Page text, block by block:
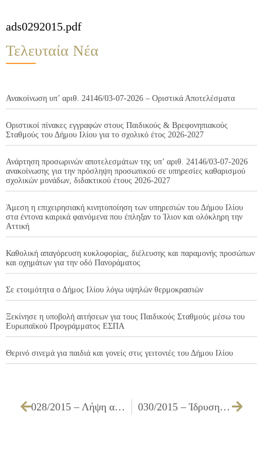
ads0292015.pdf
Τελευταία Νέα
Ανακοίνωση υπ’ αριθ. 24146/03-07-2026 – Οριστικά Αποτελέσματα
Οριστικοί πίνακες εγγραφών στους Παιδικούς & Βρεφονηπιακούς
Σταθμούς του Δήμου Ιλίου για το σχολικό έτος 2026-2027
Ανάρτηση προσωρινών αποτελεσμάτων της υπ’ αριθ. 24146/03-07-2026
ανακοίνωσης για την πρόσληψη προσωπικού σε υπηρεσίες καθαρισμού
σχολικών μονάδων, διδακτικού έτους 2026-2027
Άμεση η επιχειρησιακή κινητοποίηση των υπηρεσιών του Δήμου Ιλίου
στα έντονα καιρικά φαινόμενα που έπληξαν το Ίλιον και ολόκληρη την
Αττική
Καθολική απαγόρευση κυκλοφορίας, διέλευσης και παραμονής προσώπων
και οχημάτων για την οδό Πανοράματος
Σε ετοιμότητα ο Δήμος Ιλίου λόγω υψηλών θερμοκρασιών
Ξεκίνησε η υποβολή αιτήσεων για τους Παιδικούς Σταθμούς μέσω του
Ευρωπαϊκού Προγράμματος ΕΣΠΑ
Θερινό σινεμά για παιδιά και γονείς στις γειτονιές του Δήμου Ιλίου
028/2015 – Λήψη απόφασης για ανανεώσεις σταθμεύσεων (ΑμεΑ), ανανεώσεων παραχώρησης 1,50 μέτρου καθώς και νέων σταθμεύσεων (ΑμεΑ) των εξυπηρετούντων ατόμων με αναπηρία 030/2015 – Ίδρυση Σταθμού Μητρικού Θηλασμού